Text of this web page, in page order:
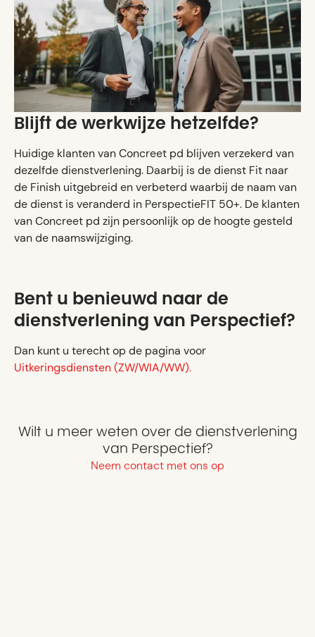
Blijft de werkwijze hetzelfde?
Huidige klanten van Concreet pd blijven verzekerd van
dezelfde dienstverlening. Daarbij is de dienst Fit naar
de Finish uitgebreid en verbeterd waarbij de naam van
de dienst is veranderd in PerspectieFIT 50+. De klanten
van Concreet pd zijn persoonlijk op de hoogte gesteld
van de naamswijziging.
Bent u benieuwd naar de
dienstverlening van Perspectief?
Dan kunt u terecht op de pagina voor
Uitkeringsdiensten (ZW/WIA/WW).
Wilt u meer weten over de dienstverlening
van Perspectief?
Neem contact met ons op